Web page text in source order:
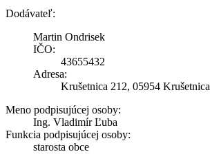
Dodávateľ:
Martin Ondrisek
IČO:
43655432
Adresa:
Krušetnica 212, 05954 Krušetnica
Meno podpisujúcej osoby:
Ing. Vladimír Ľuba
Funkcia podpisujúcej osoby:
starosta obce